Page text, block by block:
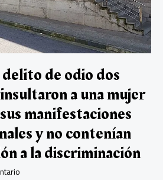
de odio dos
a una mujer
manifestaciones
y no contenían
a la discriminación